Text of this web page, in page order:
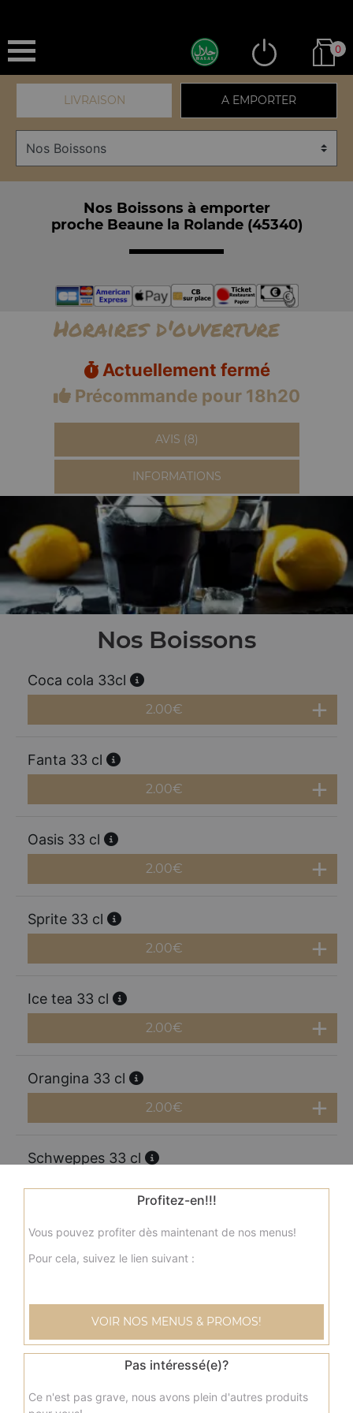
0
LIVRAISON A EMPORTER
Nos Boissons à emporter
proche Beaune la Rolande (45340)
Horaires d'ouverture
Actuellement fermé
Précommande pour 18h20
AVIS (8)
INFORMATIONS
Nos Boissons
Coca cola 33cl
2.00€
Fanta 33 cl
2.00€
Oasis 33 cl
2.00€
Sprite 33 cl
2.00€
Ice tea 33 cl
2.00€
Orangina 33 cl
2.00€
Schweppes 33 cl
2.00€
Perrier 33 cl
2.00 €
Coca cola 1.25l
3.50€
Coca zéro 1,25l
Profitez-en!!!
Vous pouvez profiter dès maintenant de nos menus!
Pour cela, suivez le lien suivant :
VOIR NOS MENUS & PROMOS!
Pas intéressé(e)?
Ce n'est pas grave, nous avons plein d'autres produits